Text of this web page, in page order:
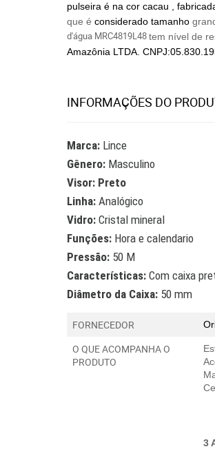
pulseira é na cor cacau ,
que é considerado tamanho
d'água MRC4819L48tem nível de
Amazônia LTDA.
INFORMAÇÕES DO
Marca: Lince
Gênero: Masculino
Visor: Preto
Linha: Analógico
Vidro: Cristal mineral
Funções: Hora e calendario
Pressão: 50 M
Características: Com caixa
Diâmetro da Caixa: 50 mm
FORNECEDOR
O QUE ACOMPANHA O
PRODUTO
3